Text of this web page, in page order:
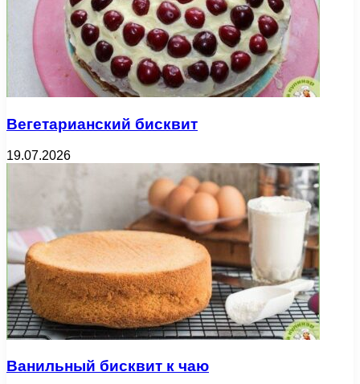
Вегетарианский бисквит
19.07.2026
Ванильный бисквит к чаю